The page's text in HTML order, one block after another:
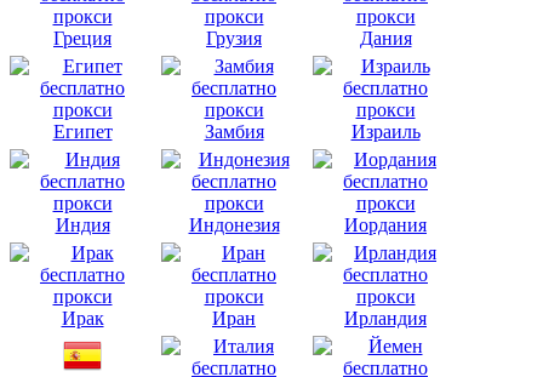
Греция Грузия Дания
Египет Замбия Израиль
Индия Индонезия Иордания
Ирак Иран Ирландия